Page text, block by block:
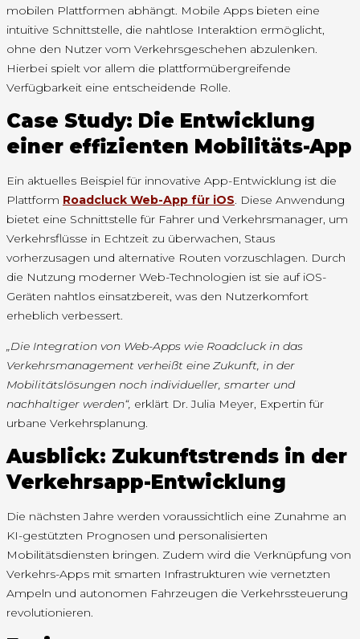
mobilen Plattformen abhängt. Mobile Apps bieten eine
intuitive Schnittstelle, die nahtlose Interaktion ermöglicht,
ohne den Nutzer vom Verkehrsgeschehen abzulenken.
Hierbei spielt vor allem die plattformübergreifende
Verfügbarkeit eine entscheidende Rolle.
Case Study: Die Entwicklung
einer effizienten Mobilitäts-App
Ein aktuelles Beispiel für innovative App-Entwicklung ist die
Plattform Roadcluck Web-App für iOS. Diese Anwendung
bietet eine Schnittstelle für Fahrer und Verkehrsmanager, um
Verkehrsflüsse in Echtzeit zu überwachen, Staus
vorherzusagen und alternative Routen vorzuschlagen. Durch
die Nutzung moderner Web-Technologien ist sie auf iOS-
Geräten nahtlos einsatzbereit, was den Nutzerkomfort
erheblich verbessert.
„Die Integration von Web-Apps wie Roadcluck in das
Verkehrsmanagement verheißt eine Zukunft, in der
Mobilitätslösungen noch individueller, smarter und
nachhaltiger werden“, erklärt Dr. Julia Meyer, Expertin für
urbane Verkehrsplanung.
Ausblick: Zukunftstrends in der
Verkehrsapp-Entwicklung
Die nächsten Jahre werden voraussichtlich eine Zunahme an
KI-gestützten Prognosen und personalisierten
Mobilitätsdiensten bringen. Zudem wird die Verknüpfung von
Verkehrs-Apps mit smarten Infrastrukturen wie vernetzten
Ampeln und autonomen Fahrzeugen die Verkehrssteuerung
revolutionieren.